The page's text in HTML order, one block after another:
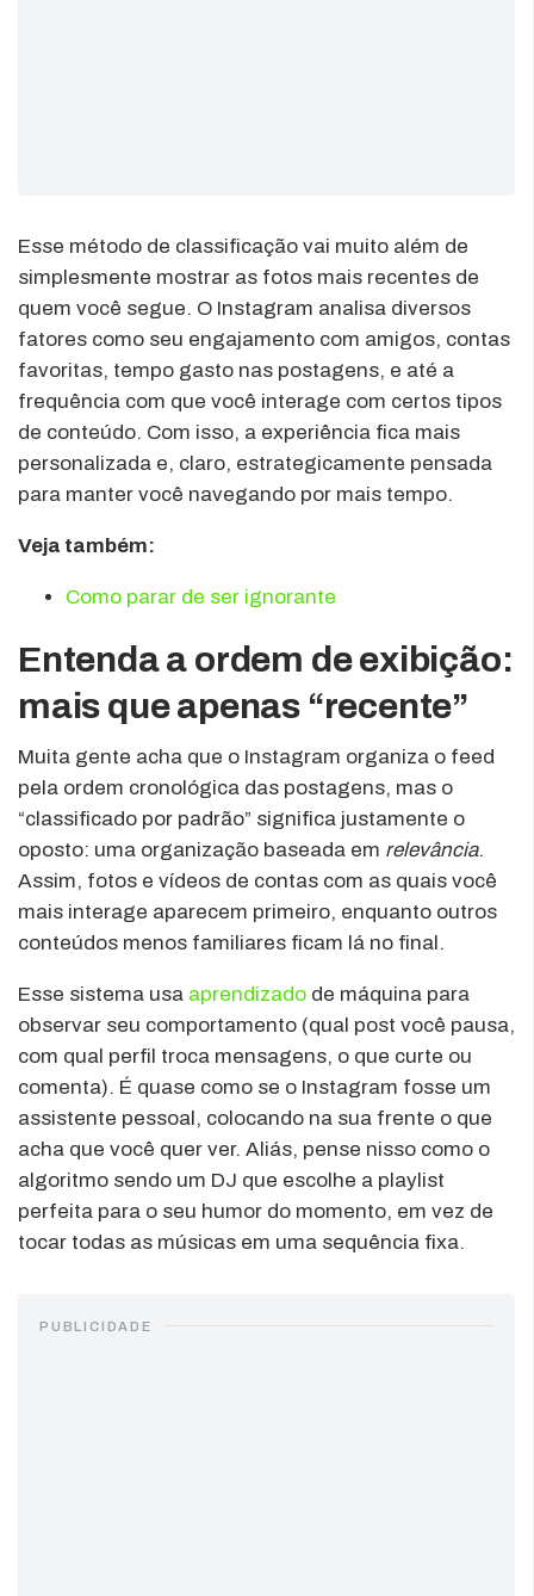
Esse método de classificação vai muito além de
simplesmente mostrar as fotos mais recentes de
quem você segue. O Instagram analisa diversos
fatores como seu engajamento com amigos, contas
favoritas, tempo gasto nas postagens, e até a
frequência com que você interage com certos tipos
de conteúdo. Com isso, a experiência fica mais
personalizada e, claro, estrategicamente pensada
para manter você navegando por mais tempo.
Veja também:
Como parar de ser ignorante
Entenda a ordem de exibição:
mais que apenas “recente”
Muita gente acha que o Instagram organiza o feed
pela ordem cronológica das postagens, mas o
“classificado por padrão” significa justamente o
oposto: uma organização baseada em relevância.
Assim, fotos e vídeos de contas com as quais você
mais interage aparecem primeiro, enquanto outros
conteúdos menos familiares ficam lá no final.
Esse sistema usa aprendizado de máquina para
observar seu comportamento (qual post você pausa,
com qual perfil troca mensagens, o que curte ou
comenta). É quase como se o Instagram fosse um
assistente pessoal, colocando na sua frente o que
acha que você quer ver. Aliás, pense nisso como o
algoritmo sendo um DJ que escolhe a playlist
perfeita para o seu humor do momento, em vez de
tocar todas as músicas em uma sequência fixa.
PUBLICIDADE